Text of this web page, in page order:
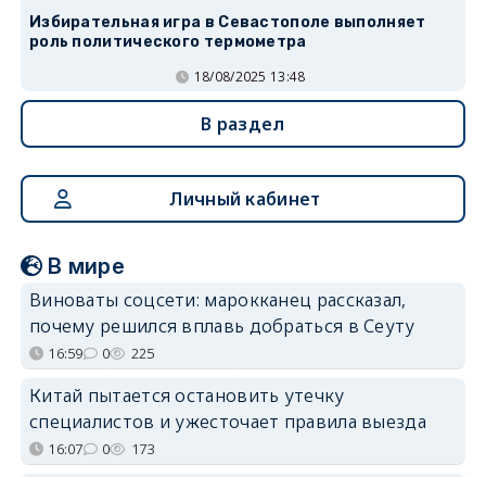
Избирательная игра в Севастополе выполняет
роль политического термометра
18/08/2025 13:48
В раздел
Личный кабинет
В мире
Виноваты соцсети: марокканец рассказал,
почему решился вплавь добраться в Сеуту
16:59 0 225
Китай пытается остановить утечку
специалистов и ужесточает правила выезда
16:07 0 173